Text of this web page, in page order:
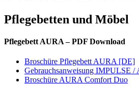
Pflegebetten und Möbel
Pflegebett AURA – PDF Download
Broschüre Pflegebett AURA [DE]
Gebrauchsanweisung IMPULSE
Broschüre AURA Comfort Duo